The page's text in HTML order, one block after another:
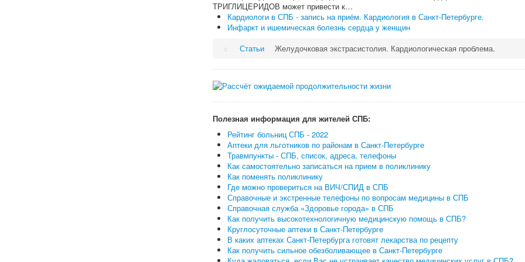
ТРИГЛИЦЕРИДОВ может привести к…
Кардиологи в СПБ - запись на приём. Кардиология в Санкт-Петербурге.
Инфаркт и ишемическая болезнь сердца у женщин
Статьи
Желудочковая экстрасистолия. Кардиологическая проблема.
Полезная информация для жителей СПБ:
Рейтинг больниц СПБ - 2022
Аптеки для льготников по районам в Санкт-Петербурге
Травмпункты - СПБ, список, адреса, телефоны
Как самостоятельно записаться на прием в поликлинику
Как поменять поликлинику
Где можно провериться на ВИЧ/СПИД в СПБ
Справочные и экстренные телефоны по вопросам медицины в СПБ
Справочная служба «Здоровье города» в СПБ
Как получить высокотехнологичную медицинскую помощь в СПБ?
Круглосуточные аптеки в Санкт-Петербурге
В каких аптеках Санкт-Петербурга готовят лекарства по рецепту
Как получить сильное обезболивающее в Санкт-Петербурге